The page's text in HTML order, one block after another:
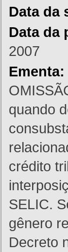
Data da
Data da
2007
Ementa:
quando
crédito
SELIC.
gênero
Decreto